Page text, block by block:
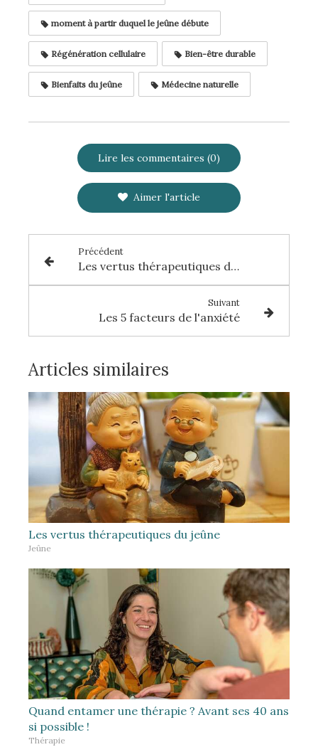
moment à partir duquel le jeûne débute
Régénération cellulaire Bien-être durable
Bienfaits du jeûne Médecine naturelle
Lire les commentaires (0)
Aimer l'article
Précédent
Les vertus thérapeutiques du jeûne
Suivant
Les 5 facteurs de l'anxiété
Articles similaires
Les vertus thérapeutiques du jeûne
Jeûne
Quand entamer une thérapie ? Avant ses 40 ans
si possible !
Thérapie